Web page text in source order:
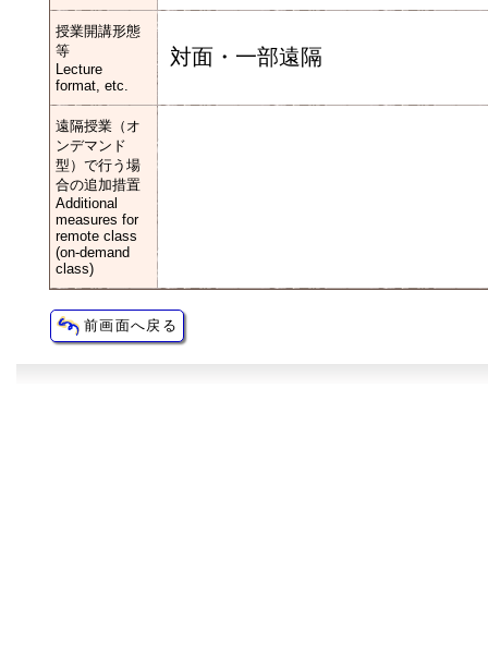
授業開講形態
等
Lecture
format, etc.
対面・一部遠隔
遠隔授業（オ
ンデマンド
型）で行う場
合の追加措置
Additional
measures for
remote class
(on-demand
class)